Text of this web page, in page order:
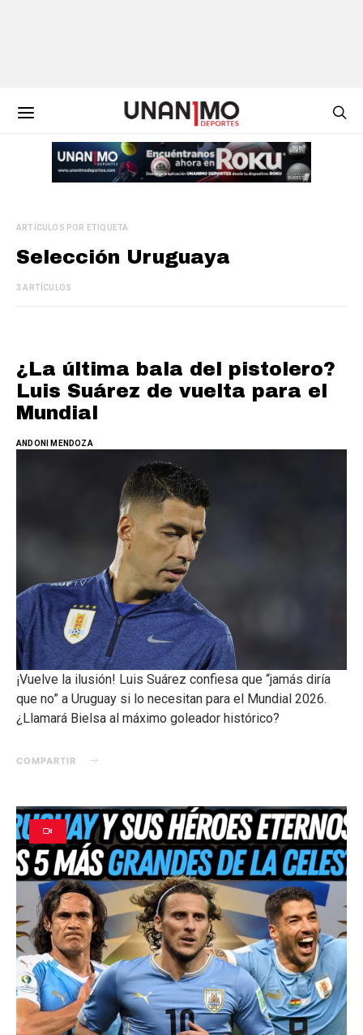
ARTÍCULOS POR ETIQUETA
Selección Uruguaya
3 ARTÍCULOS
¿La última bala del pistolero?
Luis Suárez de vuelta para el
Mundial
ANDONI MENDOZA
¡Vuelve la ilusión! Luis Suárez confiesa que “jamás diría
que no” a Uruguay si lo necesitan para el Mundial 2026.
¿Llamará Bielsa al máximo goleador histórico?
COMPARTIR